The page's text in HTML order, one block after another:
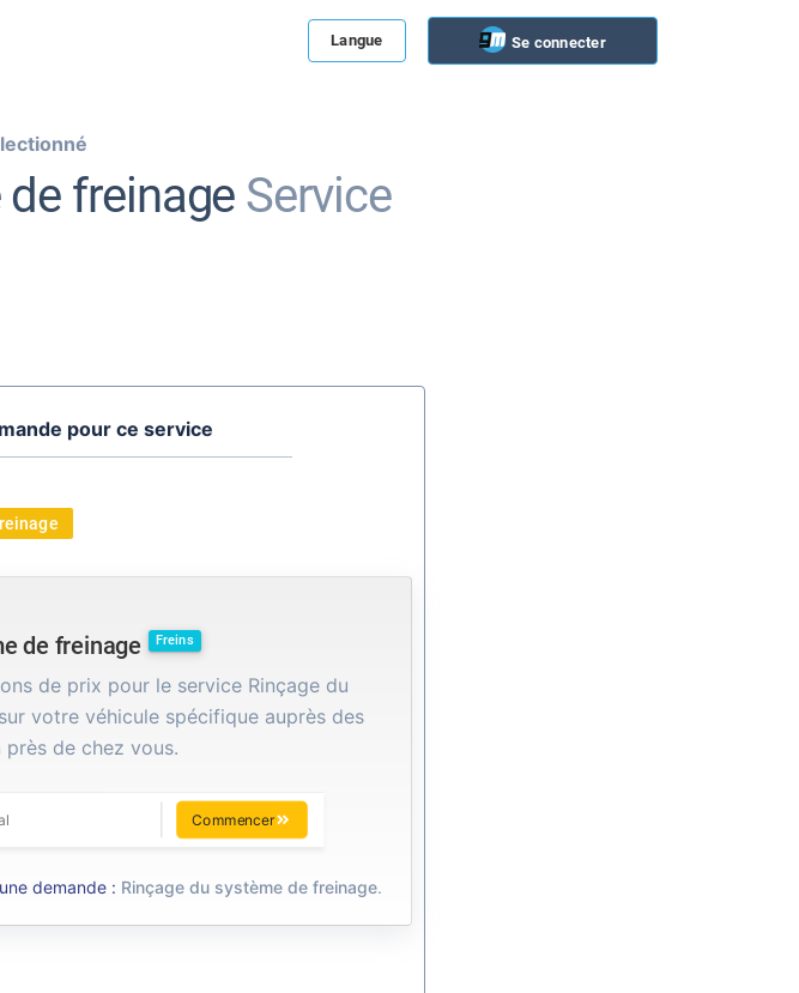
Langue Se connecter
freinage Service
pour ce service
de freinage Freins
de prix pour le service Rinçage du
votre véhicule spécifique auprès des
de chez vous.
Commencer
demande : Rinçage du système de freinage.